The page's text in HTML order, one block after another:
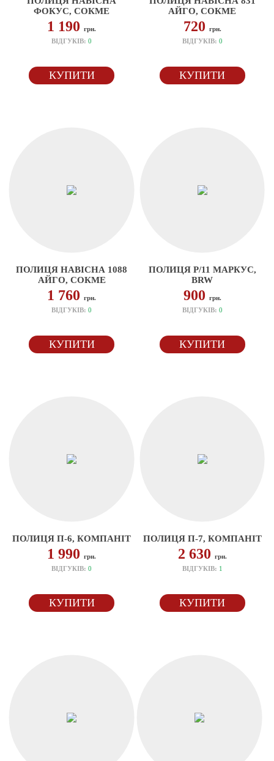
ФОКУС, СОКМЕ
1 190грн.
ВІДГУКІВ:0
КУПИТИ
АЙГО, СОКМЕ
720 грн.
ВІДГУКІВ: 0
КУПИТИ
ПОЛИЦЯ НАВІСНА 1088
АЙГО, СОКМЕ
1 760грн.
ВІДГУКІВ:0
КУПИТИ
ПОЛИЦЯ P/11 МАРКУС,
BRW
900 грн.
ВІДГУКІВ: 0
КУПИТИ
ПОЛИЦЯ П-6, КОМПАНІТ
1 990грн.
ВІДГУКІВ:0
КУПИТИ
ПОЛИЦЯ П-7, КОМПАНІТ
2 630 грн.
ВІДГУКІВ: 1
КУПИТИ